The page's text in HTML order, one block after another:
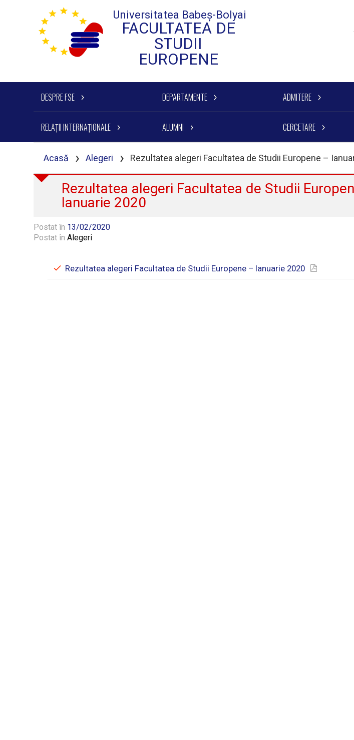
Universitatea Babeș-Bolyai
FACULTATEA DE
STUDII
EUROPENE
DESPRE FSE DEPARTAMENTE ADMITERE
RELAȚII INTERNAȚIONALE ALUMNI CERCETARE
Acasă › Alegeri › Rezultatea alegeri Facultatea de Studii Europene –
Rezultatea alegeri Facultatea de Studii
Ianuarie 2020
Postat în 13/02/2020
Postat înAlegeri
Rezultatea alegeri Facultatea de Studii Europene – Ianuarie 2020